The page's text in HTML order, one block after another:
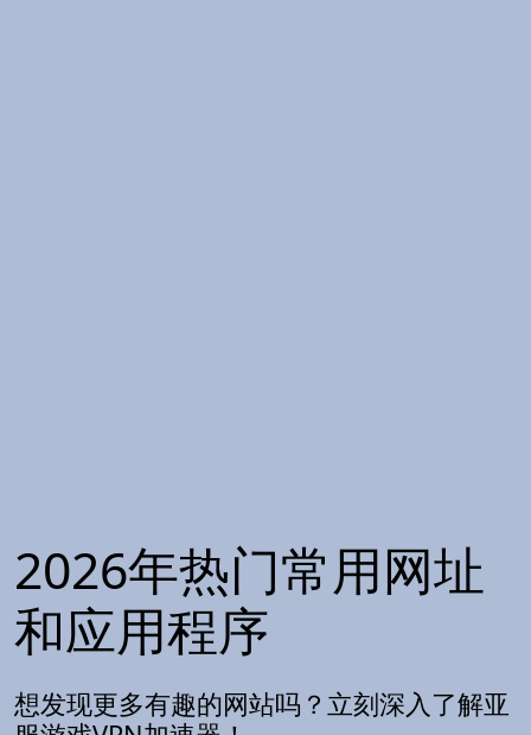
2026年热门常用网址
和应用程序
想发现更多有趣的网站吗？立刻深入了解亚